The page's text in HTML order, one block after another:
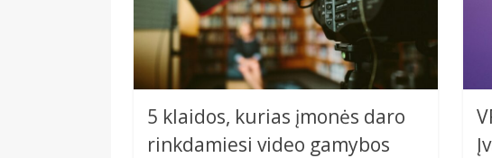
5 klaidos, kurias įmonės daro
rinkdamiesi video gamybos